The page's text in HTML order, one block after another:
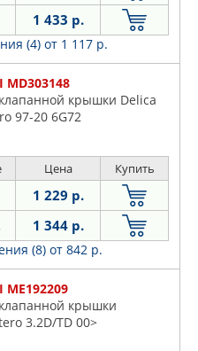
1 433 р.
(4) от 1 117 р.
MD303148
крышки Delica
97-20 6G72
Цена Купить
1 229 р.
1 344 р.
(8) от 842 р.
ME192209
крышки
3.2D/TD 00>